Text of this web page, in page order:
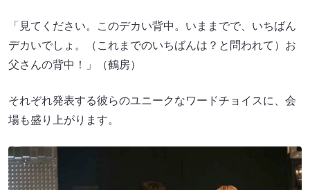
「見てください。このデカい背中。いままでで、いちばん
デカいでしょ。（これまでのいちばんは？と問われて）お
父さんの背中！」（鶴房）
それぞれ発表する彼らのユニークなワードチョイスに、会
場も盛り上がります。